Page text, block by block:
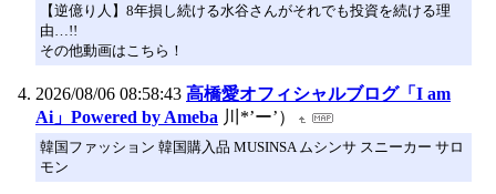
【逆億り人】8年損し続ける水谷さんがそれでも投資を続ける理
由…!!
その他動画はこちら！
2026/08/06 08:58:43 高橋愛オフィシャルブログ「I am
Ai」Powered by Ameba 川*’ー’）
韓国ファッション 韓国購入品 MUSINSA ムシンサ スニーカー サロ
モン